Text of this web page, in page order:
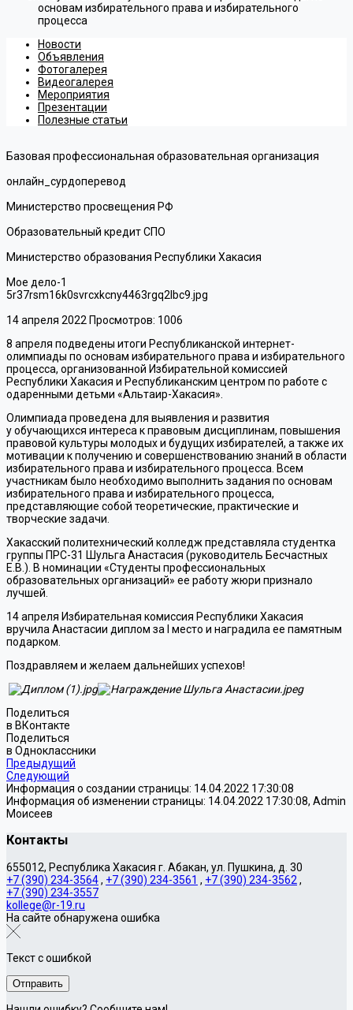
основам избирательного права и избирательного
процесса
Новости
Объявления
Фотогалерея
Видеогалерея
Мероприятия
Презентации
Полезные статьи
Базовая профессиональная образовательная организация
онлайн_сурдоперевод
Министерство просвещения РФ
Образовательный кредит СПО
Министерство образования Республики Хакасия
Мое дело-1
5r37rsm16k0svrcxkcny4463rgq2lbc9.jpg
14 апреля 2022 Просмотров: 1006
8 апреля подведены итоги Республиканской интернет-
олимпиады по основам избирательного права и избирательного
процесса, организованной Избирательной комиссией
Республики Хакасия и Республиканским центром по работе с
одаренными детьми «Альтаир-Хакасия».
Олимпиада проведена для выявления и развития
у обучающихся интереса к правовым дисциплинам, повышения
правовой культуры молодых и будущих избирателей, а также их
мотивации к получению и совершенствованию знаний в области
избирательного права и избирательного процесса. Всем
участникам было необходимо выполнить задания по основам
избирательного права и избирательного процесса,
представляющие собой теоретические, практические и
творческие задачи.
Хакасский политехнический колледж представляла студентка
группы ПРС-31 Шульга Анастасия (руководитель Бесчастных
Е.В.). В номинации «Студенты профессиональных
образовательных организаций» ее работу жюри признало
лучшей.
14 апреля Избирательная комиссия Республики Хакасия
вручила Анастасии диплом за I место и наградила ее памятным
подарком.
Поздравляем и желаем дальнейших успехов!
Поделиться
в ВКонтакте
Поделиться
в Одноклассники
Предыдущий
Следующий
Информация о создании страницы: 14.04.2022 17:30:08
Информация об изменении страницы: 14.04.2022 17:30:08, Admin
Моисеев
Контакты
655012, Республика Хакасия г. Абакан, ул. Пушкина, д. 30
+7 (390) 234-3564, +7 (390) 234-3561 , +7 (390) 234-3562 ,
+7 (390) 234-3557
kollege@r-19.ru
На сайте обнаружена ошибка
Текст с ошибкой